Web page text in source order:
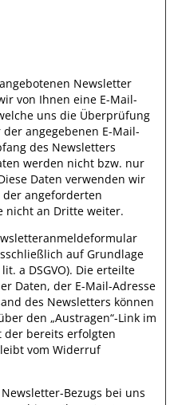
Newsletter
von Ihnen eine E-Mail-
uns die Überprüfung
angegebenen E-Mail-
des Newsletters
werden nicht bzw. nur
Daten verwenden wir
angeforderten
nicht an Dritte weiter.
auf Grundlage
a DSGVO). Die erteilte
Daten, der E-Mail-Adresse
des Newsletters können
den „Austragen“-Link im
der bereits erfolgten
vom Widerruf
Bezugs bei uns